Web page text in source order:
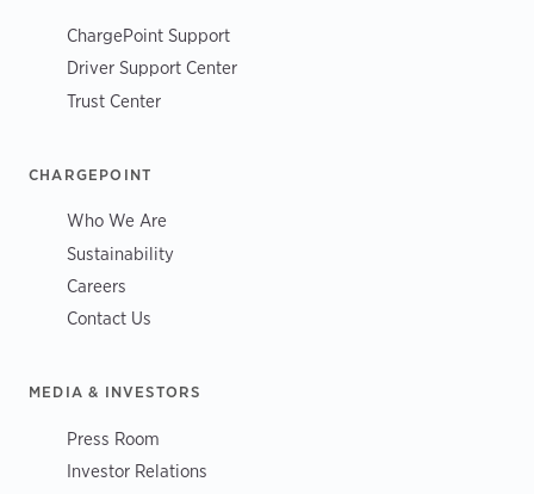
ChargePoint Support
Driver Support Center
Trust Center
CHARGEPOINT
Who We Are
Sustainability
Careers
Contact Us
MEDIA & INVESTORS
Press Room
Investor Relations